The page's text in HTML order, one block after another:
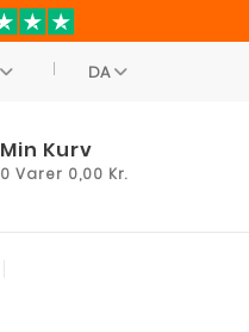
DA
Min Kurv
0 Varer 0,00 Kr.